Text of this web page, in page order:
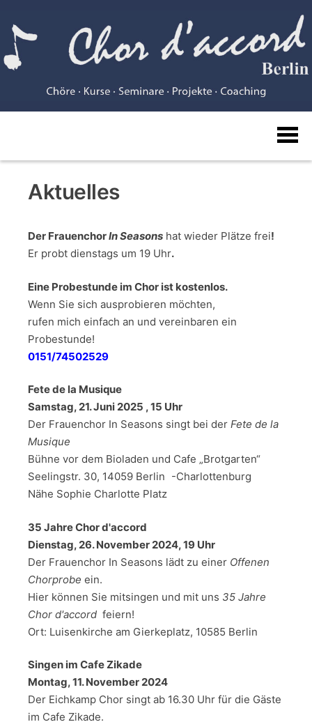
content
d'accord
Aktuelles
Der FrauenchorIn Seasons hat wieder Plätze frei!
Er probt dienstags um 19 Uhr.
Eine Probestunde im Chor ist kostenlos.
Wenn Sie sich ausprobieren möchten,
rufen mich einfach an und vereinbaren ein
Probestunde!
0151/74502529
Fete de la Musique
Samstag, 21. Juni 2025 , 15 Uhr
Der Frauenchor In Seasons singt bei der Fete de la
Musique
Bühne vor dem Bioladen und Cafe „Brotgarten“
Seelingstr. 30, 14059 Berlin -Charlottenburg
Nähe Sophie Charlotte Platz
35 Jahre Chor d'accord
Dienstag, 26. November 2024, 19 Uhr
Der Frauenchor In Seasons lädt zu einer Offenen
Chorprobe ein.
Hier können Sie mitsingen und mit uns 35 Jahre
Chor d'accord feiern!
Ort: Luisenkirche am Gierkeplatz, 10585 Berlin
Singen im Cafe Zikade
Montag, 11. November 2024
Der Eichkamp Chor singt ab 16.30 Uhr für die Gäste
im Cafe Zikade.